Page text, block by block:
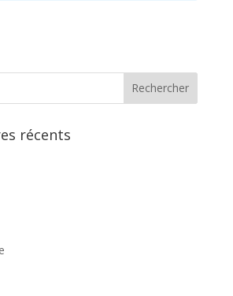
récents